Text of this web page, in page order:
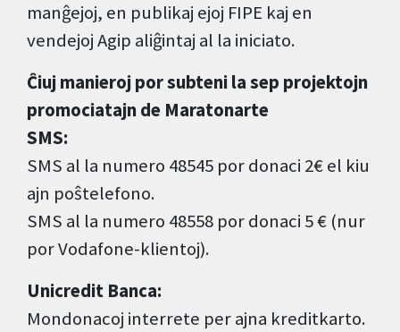
manĝejoj, en publikaj ejoj FIPE kaj en
vendejoj Agip aliĝintaj al la iniciato.
Ĉiuj manieroj por subteni la sep projektojn
promociatajn de Maratonarte
SMS:
SMS al la numero 48545 por donaci 2€ el kiu
ajn poŝtelefono.
SMS al la numero 48558 por donaci 5 € (nur
por Vodafone-klientoj).
Unicredit Banca:
Mondonacoj interrete per ajna kreditkarto.